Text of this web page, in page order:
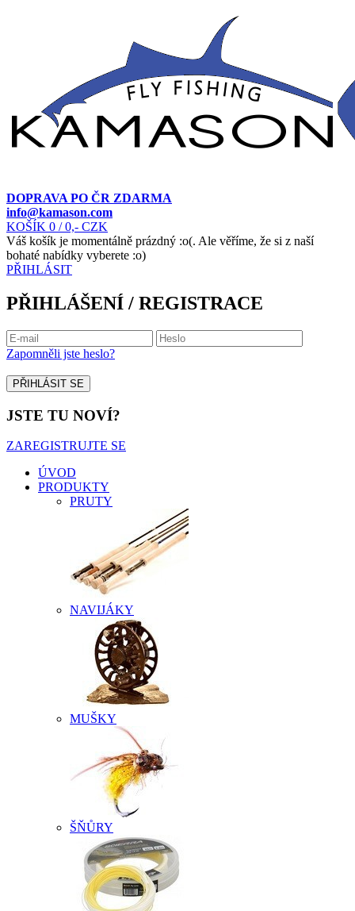
DOPRAVA PO ČR ZDARMA
info@kamason.com
KOŠÍK 0 / 0,- CZK
Váš košík je momentálně prázdný :o(. Ale věříme, že si z naší
bohaté nabídky vyberete :o)
PŘIHLÁSIT
PŘIHLÁŠENÍ / REGISTRACE
Zapomněli jste heslo?
JSTE TU NOVÍ?
ZAREGISTRUJTE SE
ÚVOD
PRODUKTY
PRUTY
NAVIJÁKY
MUŠKY
ŠŇŮRY